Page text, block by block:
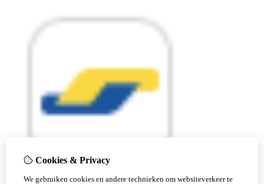
Cookies & Privacy
We gebruiken cookies en andere technieken om websiteverkeer te